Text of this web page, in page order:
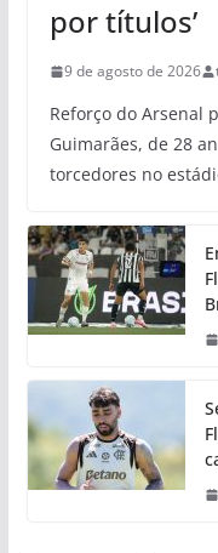
por títulos’
9 de agosto de 2026
Reforço do Arsenal
Guimarães, de 28
torcedores no